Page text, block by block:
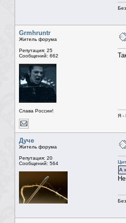
Grmhruntr
Житель форума
Репутация: 25
Сообщений: 662
Слава России!
Я -
Дуче
Житель форума
Репутация: 20
Сообщений: 564
А